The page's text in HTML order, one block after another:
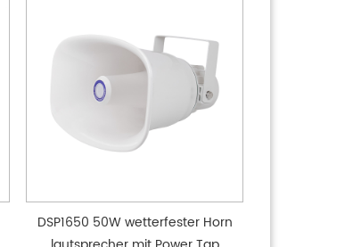
DSP1650 50W wetterfester Horn